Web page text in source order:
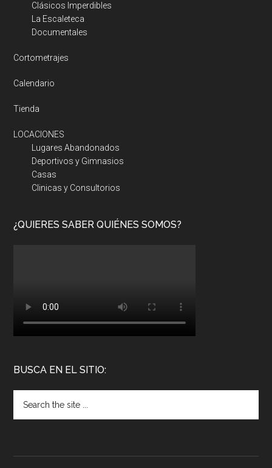
Clásicos Imperdibles
La Escaleteca
Documentales
Cortometrajes
Calendario
Tienda
LOCACIONES
Lugares Abandonados
Deportivos y Gimnasios
Casas
Clinicas y Consultorios
¿QUIERES SABER QUIÉNES SOMOS?
BUSCA EN EL SITIO: